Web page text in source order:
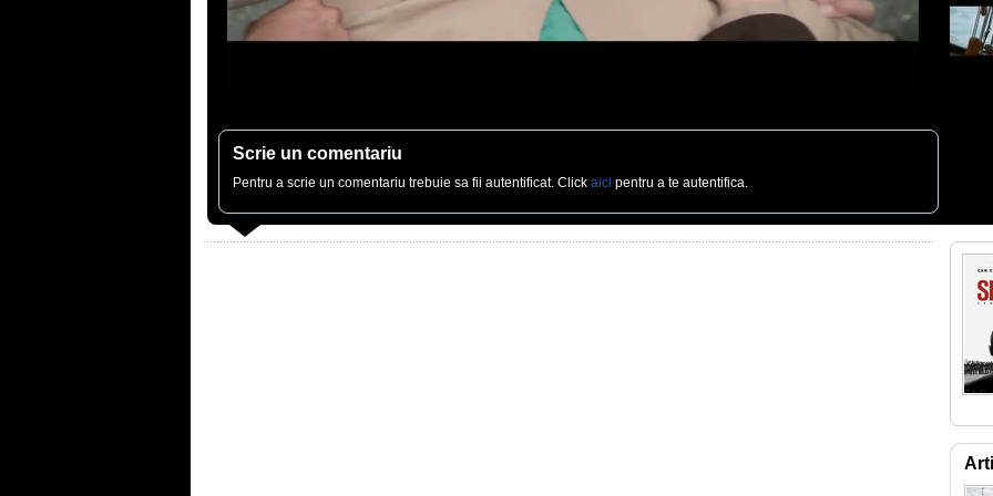
Scrie un comentariu
Pentru a scrie un comentariu trebuie sa fii autentificat. Click aici pentru a te autentifica.